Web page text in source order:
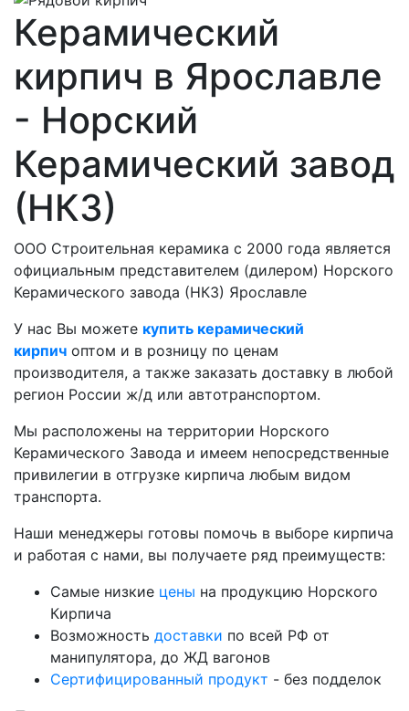
Керамический
кирпич в Ярославле
- Норский
Керамический завод
(НКЗ)
ООО Строительная керамика с 2000 года является
официальным представителем (дилером) Норского
Керамического завода (НКЗ) Ярославле
У нас Вы можете купить керамический
кирпич оптом и в розницу по ценам
производителя, а также заказать доставку в любой
регион России ж/д или автотранспортом.
Мы расположены на территории Норского
Керамического Завода и имеем непосредственные
привилегии в отгрузке кирпича любым видом
транспорта.
Наши менеджеры готовы помочь в выборе кирпича
и работая с нами, вы получаете ряд преимуществ:
Самые низкие цены на продукцию Норского
Кирпича
Возможность доставки по всей РФ от
манипулятора, до ЖД вагонов
Сертифицированный продукт - без подделок